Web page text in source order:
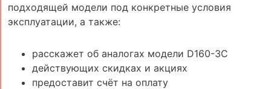
подходящей модели под конкретные условия
эксплуатации, а также:
расскажет об аналогах модели D160-3C
действующих скидках и акциях
предоставит счёт на оплату